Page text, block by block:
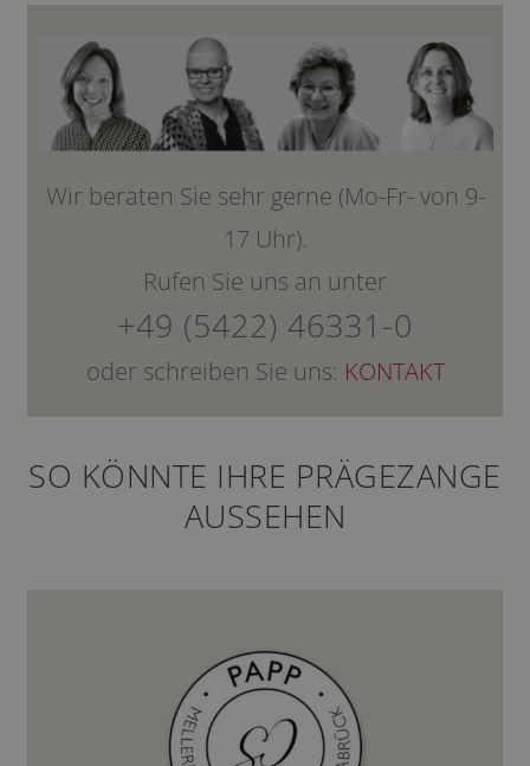
Wir beraten Sie sehr gerne (Mo-Fr- von 9-
17 Uhr).
Rufen Sie uns an unter
+49 (5422) 46331-0
oder schreiben Sie uns: KONTAKT
SO KÖNNTE IHRE PRÄGEZANGE
AUSSEHEN